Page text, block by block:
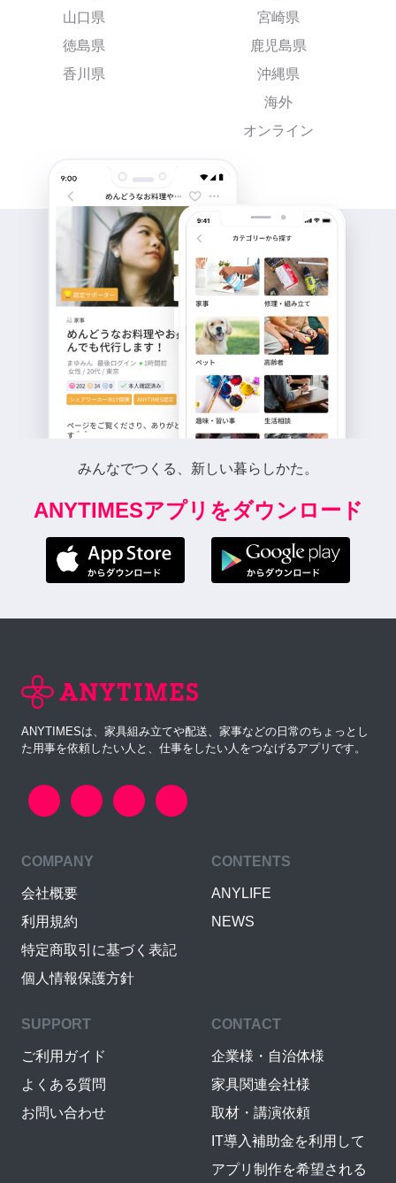
山口県
徳島県
香川県
宮崎県
鹿児島県
沖縄県
海外
オンライン
みんなでつくる、新しい暮らしかた。
ANYTIMESアプリをダウンロード
ANYTIMESは、家具組み立てや配送、家事などの日常のちょっとし
た用事を依頼したい人と、仕事をしたい人をつなげるアプリです。
COMPANY
会社概要
利用規約
特定商取引に基づく表記
個人情報保護方針
CONTENTS
ANYLIFE
NEWS
SUPPORT
ご利用ガイド
よくある質問
お問い合わせ
CONTACT
企業様・自治体様
家具関連会社様
取材・講演依頼
IT導入補助金を利用して
アプリ制作を希望される